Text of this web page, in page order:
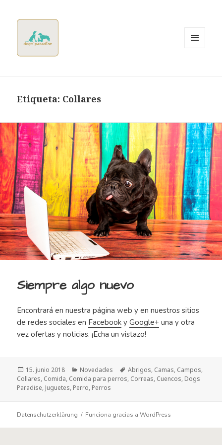
Etiqueta: Collares
Siempre algo nuevo
Encontrará en nuestra página web y en nuestros sitios
de redes sociales en Facebook yGoogle+ una y otra
vez ofertas y noticias. ¡Echa un vistazo!
Publicado
el
15. junio 2018 Categorías
Novedades Etiquetas
Abrigos, Camas, Campos,
Collares, Comida, Comida para perros, Correas, Cuencos, Dogs
Paradise, Juguetes, Perro, Perros
Datenschutzerklärung Funciona gracias a WordPress